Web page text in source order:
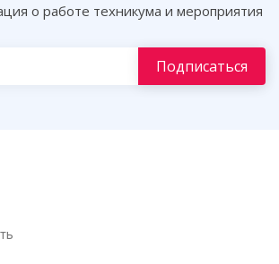
о работе техникума и мероприятия